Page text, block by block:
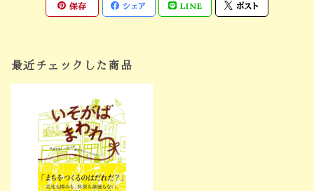
保存 シェア LINE ポスト
最近チェックした商品